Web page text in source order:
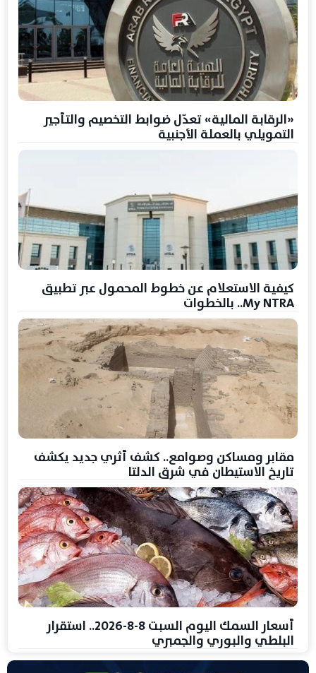
«الرقابة المالية» تعدّل ضوابط التخصيم والتأجير
التمويلي بالعملة الأجنبية
كيفية الاستعلام عن خطوط المحمول عبر تطبيق
My NTRA.. بالخطوات
مقابر ومساكن وصوامع.. كشف أثري جديد يكشف
تاريخ الاستيطان في شرق الدلتا
أسعار السمك اليوم السبت 8-8-2026.. استقرار
البلطي والبوري والجمبري